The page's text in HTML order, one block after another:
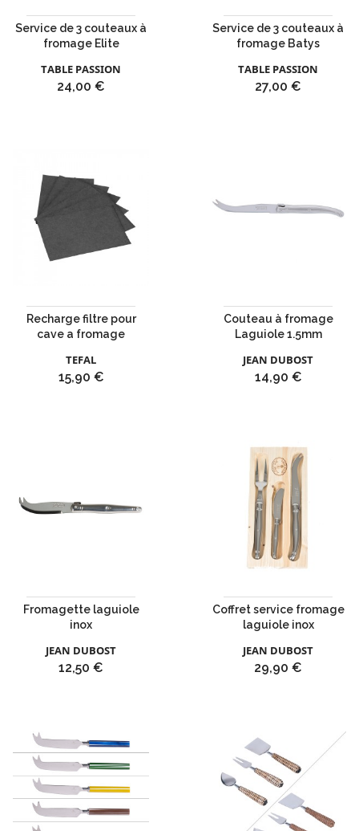
Service de 3 couteaux à
fromage Elite
TABLE PASSION
Prix
24,00 €
Service de 3 couteaux à
fromage Batys
TABLE PASSION
Prix
27,00 €
Recharge filtre pour
cave a fromage
TEFAL
Prix
15,90 €
Couteau à fromage
Laguiole 1.5mm
JEAN DUBOST
Prix
14,90 €
Fromagette laguiole
inox
JEAN DUBOST
Prix
12,50 €
Coffret service fromage
laguiole inox
JEAN DUBOST
Prix
29,90 €